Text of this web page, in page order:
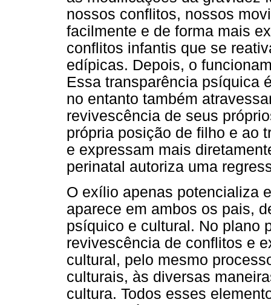
nossos conflitos, nossos
facilmente e de forma mais
conflitos infantis que se
edípicas. Depois, o
Essa transparência psíquica
no entanto também
revivescência de seus
própria posição de filho e ao
e expressam mais
perinatal autoriza uma
O exílio apenas potencializa
aparece em ambos os pais,
psíquico e cultural. No plano
revivescência de conflitos e
cultural, pelo mesmo
culturais, às diversas
cultura. Todos esses